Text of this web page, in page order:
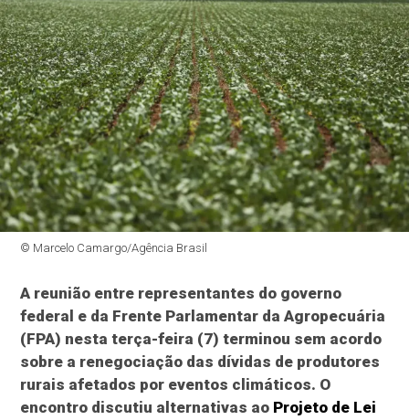
© Marcelo Camargo/Agência Brasil
A reunião entre representantes do governo
federal e da Frente Parlamentar da Agropecuária
(FPA) nesta terça-feira (7) terminou sem acordo
sobre a renegociação das dívidas de produtores
rurais afetados por eventos climáticos. O
encontro discutiu alternativas ao Projeto de Lei